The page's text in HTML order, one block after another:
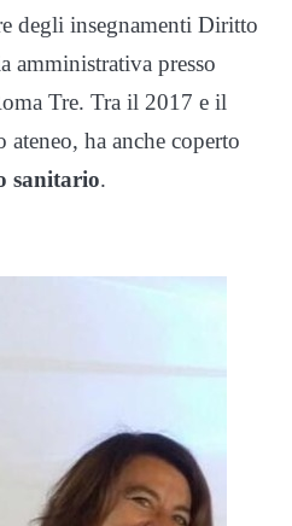
degli insegnamenti Diritto
amministrativa presso
Tre. Tra il 2017 e il
ateneo, ha anche coperto
sanitario.